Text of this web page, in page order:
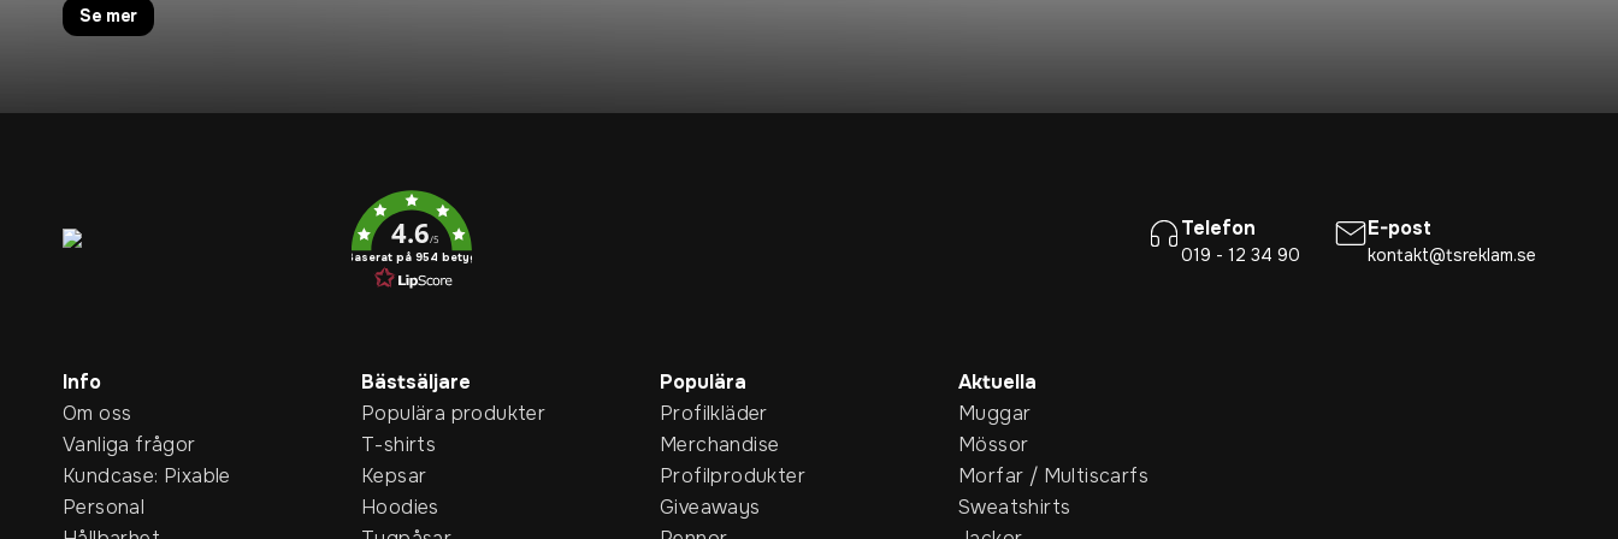
Se mer
4.6/5
Baserat på 954 betyg
Telefon
019 - 12 34 90
E-post
kontakt@tsreklam.se
Info
Om oss
Vanliga frågor
Kundcase: Pixable
Personal
Bästsäljare
Populära produkter
T-shirts
Kepsar
Hoodies
Populära
Profilkläder
Merchandise
Profilprodukter
Giveaways
Aktuella
Muggar
Mössor
Morfar / Multiscarfs
Sweatshirts